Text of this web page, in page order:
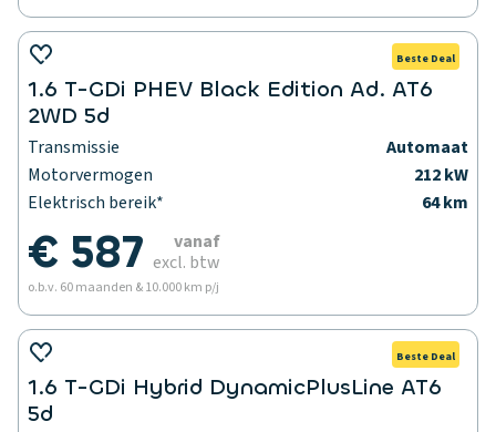
Beste Deal
1.6 T-GDi PHEV Black Edition Ad. AT6
2WD 5d
Transmissie
Automaat
Motorvermogen
212 kW
Elektrisch bereik*
64 km
€ 587
vanaf
excl. btw
o.b.v. 60 maanden & 10.000 km p/j
Beste Deal
1.6 T-GDi Hybrid DynamicPlusLine AT6
5d